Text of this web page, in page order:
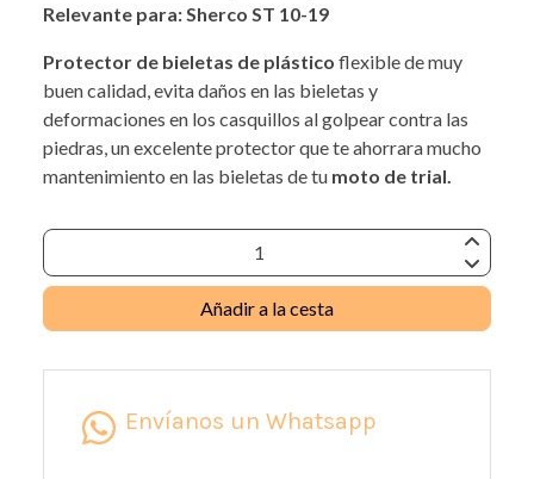
Relevante para: Sherco ST 10-19
Protector de bieletas de plástico flexible de muy
buen calidad, evita daños en las bieletas y
deformaciones en los casquillos al golpear contra las
piedras, un excelente protector que te ahorrara mucho
mantenimiento en las bieletas de tu moto de trial.
Añadir a la cesta
Envíanos un Whatsapp